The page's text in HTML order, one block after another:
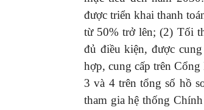
được triển khai thanh
từ 50% trở lên; (2) Tối
đủ điều kiện, được
hợp, cung cấp trên
3 và 4 trên tổng số hồ
tham gia hệ thống